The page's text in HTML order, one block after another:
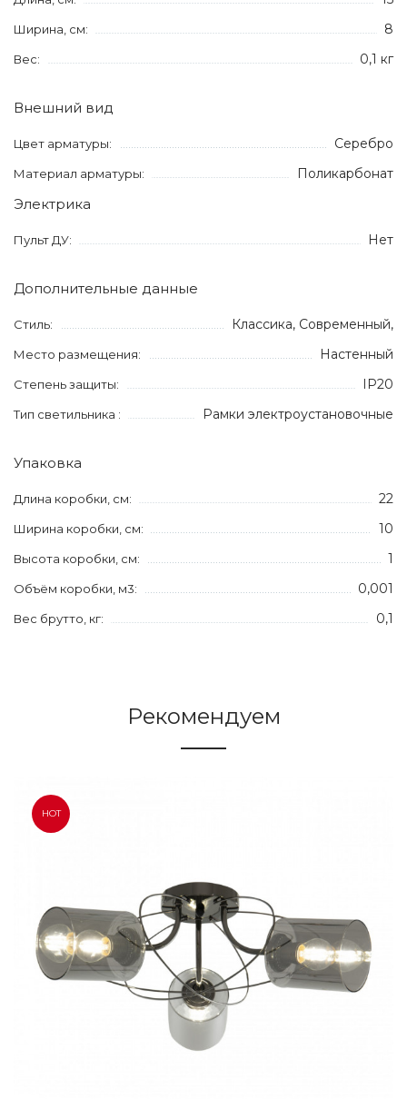
Ширина, см: 8
Вес: 0,1 кг
Внешний вид
Цвет арматуры: Серебро
Материал арматуры: Поликарбонат
Электрика
Пульт ДУ: Нет
Дополнительные данные
Стиль: Классика, Современный,
Место размещения: Настенный
Степень защиты: IP20
Тип светильника : Рамки электроустановочные
Упаковка
Длина коробки, см: 22
Ширина коробки, см: 10
Высота коробки, см: 1
Объём коробки, м3: 0,001
Вес брутто, кг: 0,1
Рекомендуем
HOT